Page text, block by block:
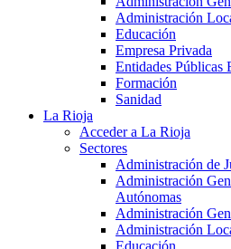
Administración
Educación
Empresa Privada
Entidades Públicas
Formación
Sanidad
La Rioja
Acceder a La Rioja
Sectores
Administración de
Administración
Autónomas
Administración
Administración